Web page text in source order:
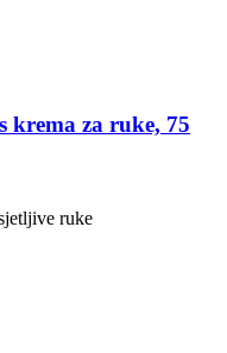
krema za ruke, 75
ruke